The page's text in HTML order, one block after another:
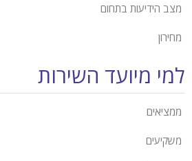
מצב הידיעות בתחום
מחירון
למי מיועד השירות
ממציאים
משקיעים